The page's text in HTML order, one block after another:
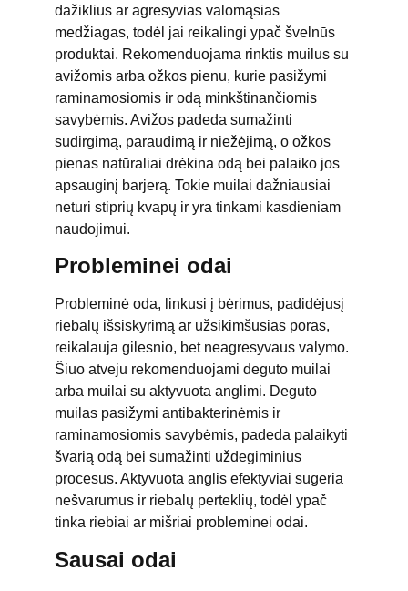
dažiklius ar agresyvias valomąsias
medžiagas, todėl jai reikalingi ypač švelnūs
produktai. Rekomenduojama rinktis muilus su
avižomis arba ožkos pienu, kurie pasižymi
raminamosiomis ir odą minkštinančiomis
savybėmis. Avižos padeda sumažinti
sudirgimą, paraudimą ir niežėjimą, o ožkos
pienas natūraliai drėkina odą bei palaiko jos
apsauginį barjerą. Tokie muilai dažniausiai
neturi stiprių kvapų ir yra tinkami kasdieniam
naudojimui.
Probleminei odai
Probleminė oda, linkusi į bėrimus, padidėjusį
riebalų išsiskyrimą ar užsikimšusias poras,
reikalauja gilesnio, bet neagresyvaus valymo.
Šiuo atveju rekomenduojami deguto muilai
arba muilai su aktyvuota anglimi. Deguto
muilas pasižymi antibakterinėmis ir
raminamosiomis savybėmis, padeda palaikyti
švarią odą bei sumažinti uždegiminius
procesus. Aktyvuota anglis efektyviai sugeria
nešvarumus ir riebalų perteklių, todėl ypač
tinka riebiai ar mišriai probleminei odai.
Sausai odai